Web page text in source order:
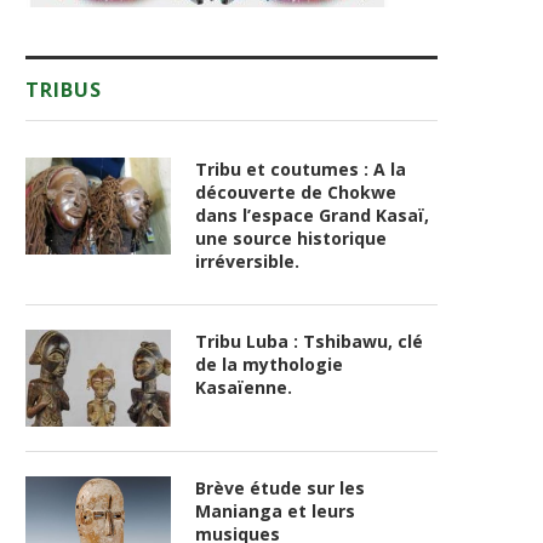
TRIBUS
Tribu et coutumes : A la
découverte de Chokwe
dans l’espace Grand Kasaï,
une source historique
irréversible.
Tribu Luba : Tshibawu, clé
de la mythologie
Kasaïenne.
Brève étude sur les
Manianga et leurs
musiques